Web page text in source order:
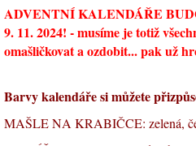
ADVENTNÍ KALENDÁŘE
9. 11. 2024! - musíme je totiž
omašličkovat a ozdobit... pak už
Barvy kalendáře si můžete
MAŠLE NA KRABIČCE: zelená,